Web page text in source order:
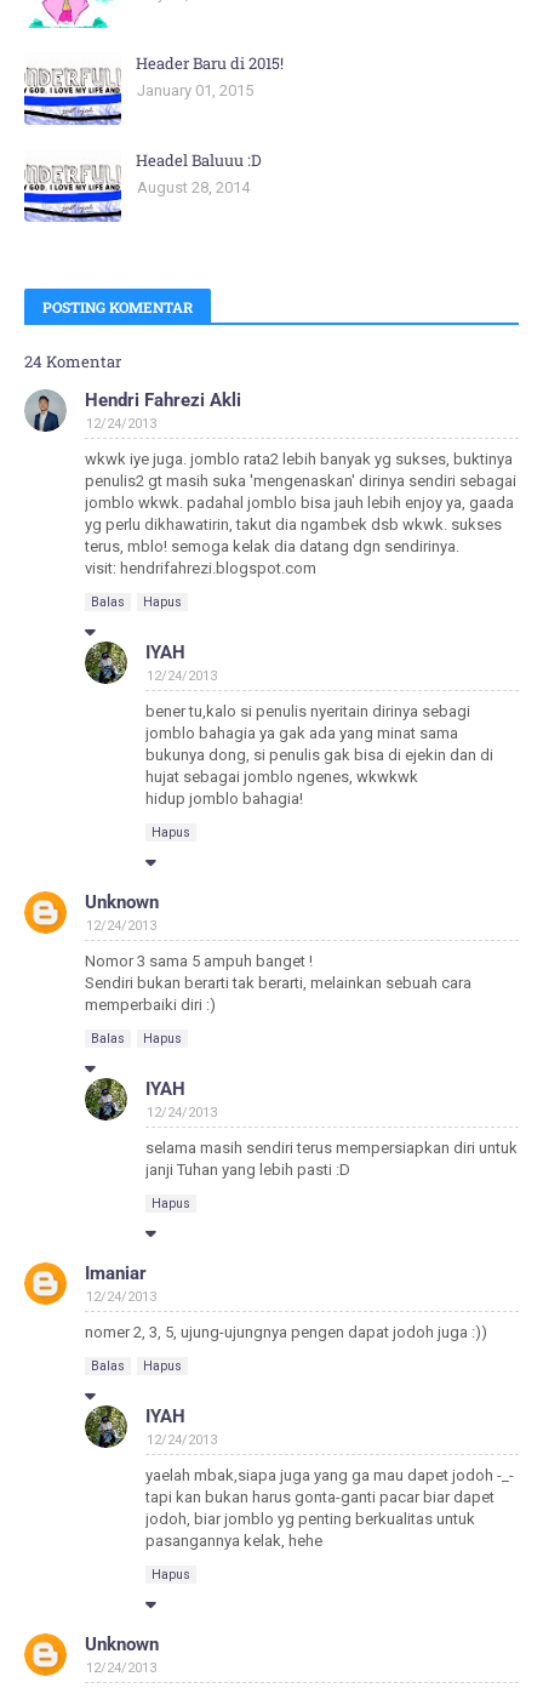
Header Baru di 2015!
January 01, 2015
Headel Baluuu :D
August 28, 2014
POSTING KOMENTAR
24 Komentar
Hendri Fahrezi Akli
12/24/2013
wkwk iye juga. jomblo rata2 lebih banyak yg sukses, buktinya
penulis2 gt masih suka 'mengenaskan' dirinya sendiri sebagai
jomblo wkwk. padahal jomblo bisa jauh lebih enjoy ya, gaada
yg perlu dikhawatirin, takut dia ngambek dsb wkwk. sukses
terus, mblo! semoga kelak dia datang dgn sendirinya.
visit: hendrifahrezi.blogspot.com
Balas Hapus
IYAH
12/24/2013
bener tu,kalo si penulis nyeritain dirinya sebagi
jomblo bahagia ya gak ada yang minat sama
bukunya dong, si penulis gak bisa di ejekin dan di
hujat sebagai jomblo ngenes, wkwkwk
hidup jomblo bahagia!
Hapus
Unknown
12/24/2013
Nomor 3 sama 5 ampuh banget !
Sendiri bukan berarti tak berarti, melainkan sebuah cara
memperbaiki diri :)
Balas Hapus
IYAH
12/24/2013
selama masih sendiri terus mempersiapkan diri untuk
janji Tuhan yang lebih pasti :D
Hapus
Imaniar
12/24/2013
nomer 2, 3, 5, ujung-ujungnya pengen dapat jodoh juga :))
Balas Hapus
IYAH
12/24/2013
yaelah mbak,siapa juga yang ga mau dapet jodoh -_-
tapi kan bukan harus gonta-ganti pacar biar dapet
jodoh, biar jomblo yg penting berkualitas untuk
pasangannya kelak, hehe
Hapus
Unknown
12/24/2013